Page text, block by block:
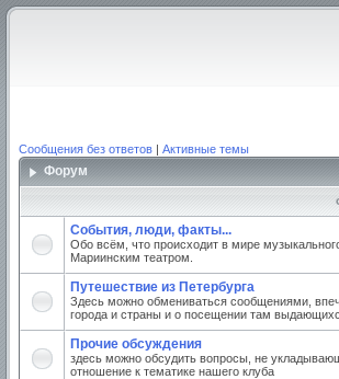
Сообщения без ответов | Активные темы
Форум
События, люди, факты...
Обо всём, что происходит в мире
Мариинским театром.
Путешествие из Петербурга
Здесь можно обмениваться сообщениями,
города и страны и о посещении там
Прочие обсуждения
здесь можно обсудить вопросы, не
отношение к тематике нашего клуба